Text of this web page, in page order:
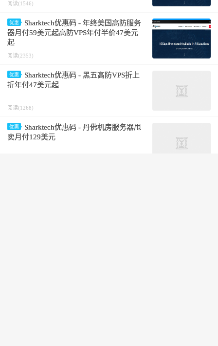
阅读(1546)
优惠
Sharktech优惠码 - 年终美国高防服务
器月付59美元起高防VPS年付半价47美元
起
阅读(2353)
优惠
Sharktech优惠码 - 黑五高防VPS折上
折年付47美元起
阅读(1268)
优惠
Sharktech优惠码 - 丹佛机房服务器甩
卖月付129美元